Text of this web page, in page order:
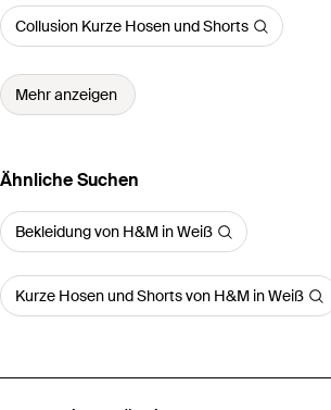
Collusion Kurze Hosen und Shorts
Mehr anzeigen
Ähnliche Suchen
Bekleidung von H&M in Weiß
Kurze Hosen und Shorts von H&M in Weiß